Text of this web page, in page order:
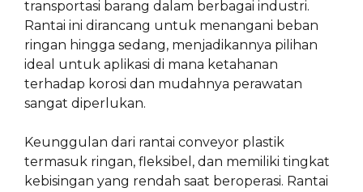
transportasi barang dalam berbagai industri.
Rantai ini dirancang untuk menangani beban
ringan hingga sedang, menjadikannya pilihan
ideal untuk aplikasi di mana ketahanan
terhadap korosi dan mudahnya perawatan
sangat diperlukan.
Keunggulan dari rantai conveyor plastik
termasuk ringan, fleksibel, dan memiliki tingkat
kebisingan yang rendah saat beroperasi. Rantai